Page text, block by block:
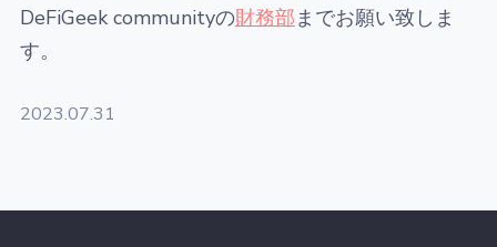
DeFiGeek communityの財務部までお願い致しま
す。
2023.07.31